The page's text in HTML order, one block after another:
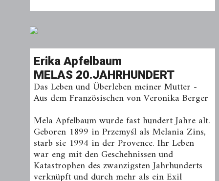
Erika Apfelbaum
MELAS 20.JAHRHUNDERT
Das Leben und Überleben meiner Mutter -
Aus dem Französischen von Veronika Berger
Mela Apfelbaum wurde fast hundert Jahre alt.
Geboren 1899 in Przemyśl als Melania Zins,
starb sie 1994 in der Provence. Ihr Leben
war eng mit den Geschehnissen und
Katastrophen des zwanzigsten Jahrhunderts
verknüpft und durch mehr als ein Exil